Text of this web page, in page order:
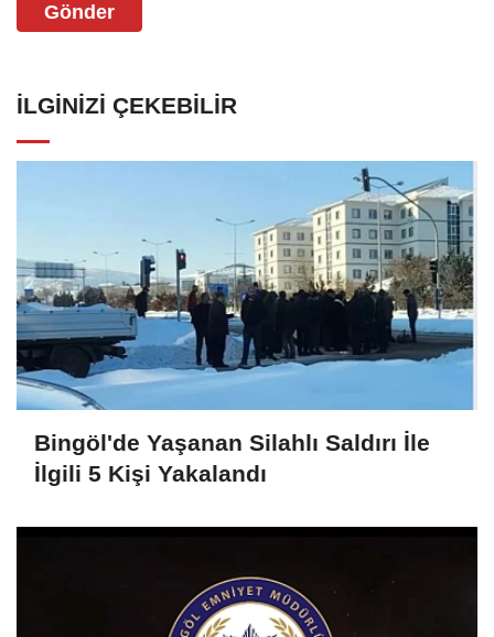
Gönder
İLGINIZI ÇEKEBILIR
Bingöl'de Yaşanan Silahlı Saldırı İle
İlgili 5 Kişi Yakalandı